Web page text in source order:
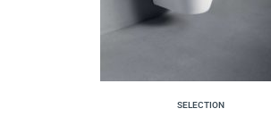
SELECTION